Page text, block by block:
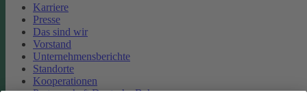
Karriere
Presse
Das sind wir
Vorstand
Unternehmensberichte
Standorte
Kooperationen
Partnerschaft Deutsche Bahn